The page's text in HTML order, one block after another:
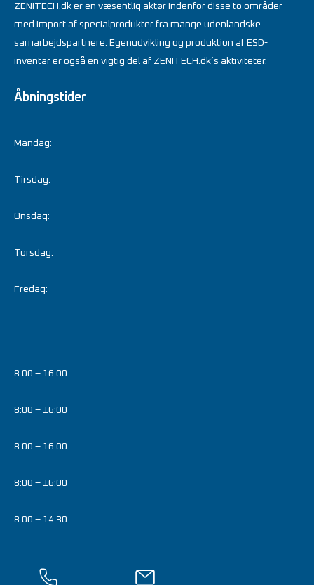
ZENITECH.dk er en væsentlig aktør indenfor disse to områder
med import af specialprodukter fra mange udenlandske
samarbejdspartnere. Egenudvikling og produktion af ESD-
inventar er også en vigtig del af ZENITECH.dk’s aktiviteter.
Åbningstider
Mandag:
Tirsdag:
Onsdag:
Torsdag:
Fredag:
8:00 – 16:00
8:00 – 16:00
8:00 – 16:00
8:00 – 16:00
8:00 – 14:30